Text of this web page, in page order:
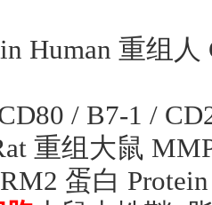
Human 重组人
/ B7-1 /
重组大鼠
蛋白 Protein